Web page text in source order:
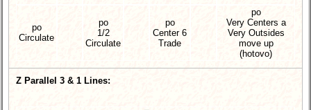
po
Circulate
po
1/2
Circulate
po
Center 6
Trade
po
Very Centers a
Very Outsides
move up
(hotovo)
Z Parallel 3 & 1 Lines: